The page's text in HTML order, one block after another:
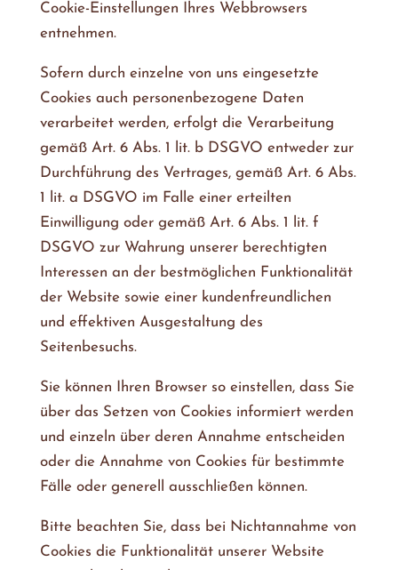
Cookie-Einstellungen Ihres Webbrowsers
entnehmen.
Sofern durch einzelne von uns eingesetzte
Cookies auch personenbezogene Daten
verarbeitet werden, erfolgt die Verarbeitung
gemäß Art. 6 Abs. 1 lit. b DSGVO entweder zur
Durchführung des Vertrages, gemäß Art. 6 Abs.
1 lit. a DSGVO im Falle einer erteilten
Einwilligung oder gemäß Art. 6 Abs. 1 lit. f
DSGVO zur Wahrung unserer berechtigten
Interessen an der bestmöglichen Funktionalität
der Website sowie einer kundenfreundlichen
und effektiven Ausgestaltung des
Seitenbesuchs.
Sie können Ihren Browser so einstellen, dass Sie
über das Setzen von Cookies informiert werden
und einzeln über deren Annahme entscheiden
oder die Annahme von Cookies für bestimmte
Fälle oder generell ausschließen können.
Bitte beachten Sie, dass bei Nichtannahme von
Cookies die Funktionalität unserer Website